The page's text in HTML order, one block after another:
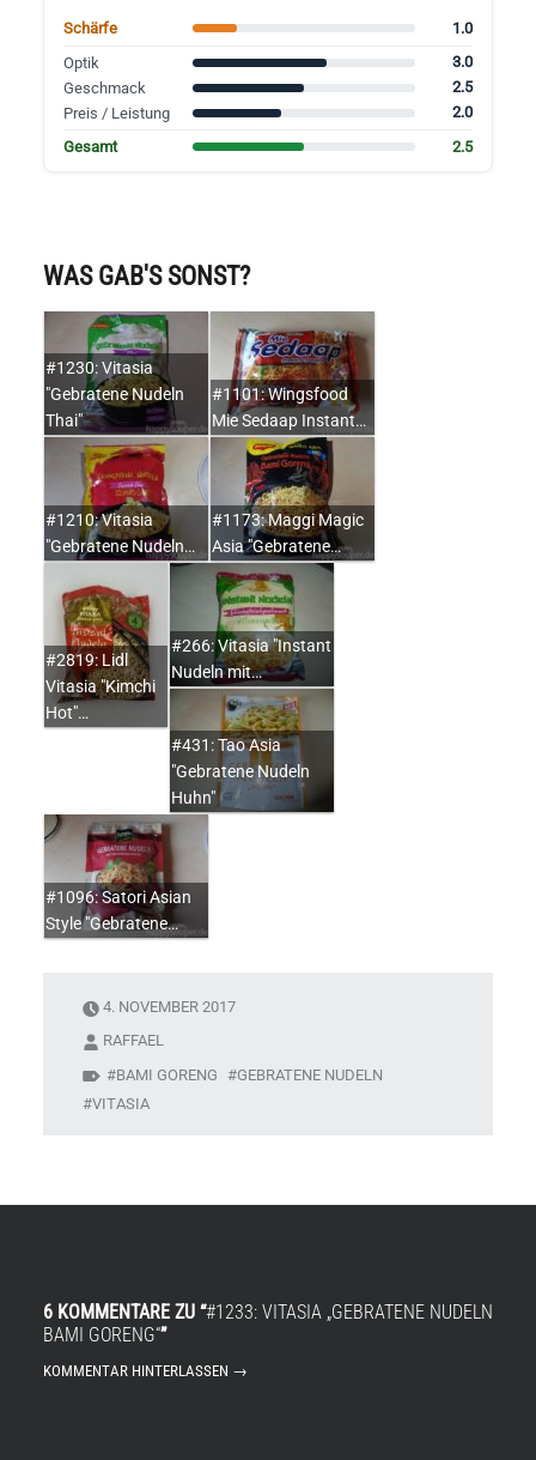
Schärfe
1.0
Optik
3.0
Geschmack
2.5
Preis / Leistung
2.0
Gesamt
2.5
WAS GAB'S SONST?
#1230: Vitasia
"Gebratene Nudeln
Thai"
#1101: Wingsfood
Mie Sedaap Instant…
#1210: Vitasia
"Gebratene Nudeln…
#1173: Maggi Magic
Asia "Gebratene…
#2819: Lidl
Vitasia "Kimchi
Hot"…
#266: Vitasia "Instant
Nudeln mit…
#431: Tao Asia
"Gebratene Nudeln
Huhn"
#1096: Satori Asian
Style "Gebratene…
4. NOVEMBER 2017
RAFFAEL
BAMI GORENG
GEBRATENE NUDELN
VITASIA
6 KOMMENTARE ZU “#1233: VITASIA „GEBRATENE NUDELN
BAMI GORENG“”
KOMMENTAR HINTERLASSEN →